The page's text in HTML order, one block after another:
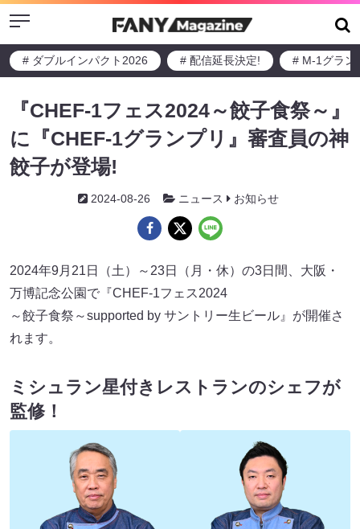
Menu
# ダブルインパクト2026 # 配信延長決定! # M-1グラン
『CHEF-1フェス2024～餃子食祭～』
に『CHEF-1グランプリ』審査員の神
餃子が登場!
2024-08-26 ニュース お知らせ
2024年9月21日（土）～23日（月・休）の3日間、大阪・
万博記念公園で『CHEF-1フェス2024
～餃子食祭～supported by サントリー生ビール』が開催さ
れます。
ミシュラン星付きレストランのシェフが
監修！